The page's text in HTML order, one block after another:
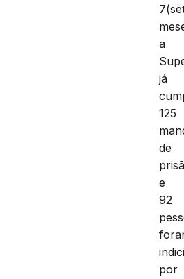
a
já
125
de
e
92
por